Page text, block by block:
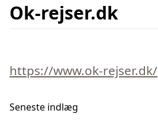
Ok-rejser.dk
https://www.ok-rejser.dk/
Seneste indlæg